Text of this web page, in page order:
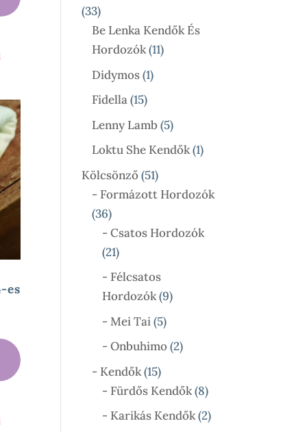
es
3333
Termék
Be Lenka Kendők És
Hordozók 1111
Didymos 11
Fidella 1515
Termék
Lenny Lamb 55
Termék
Loktu She Kendők 11
Kölcsönző 5151
Termék
- Formázott Hordozók
3636
Termék
- Csatos Hordozók
2121
Termék
- Félcsatos
Hordozók 99
- Mei Tai 55
Termék
- Onbuhimo 22
- Kendők 1515
Termék
- Fürdős Kendők 88
Termék
- Karikás Kendők 22